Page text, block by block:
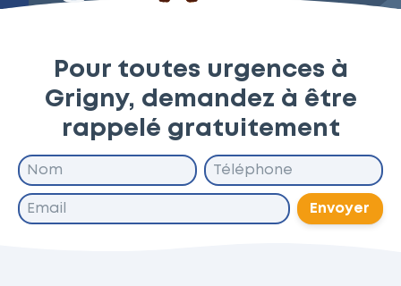
Pour toutes urgences à
Grigny, demandez à être
rappelé gratuitement
Envoyer